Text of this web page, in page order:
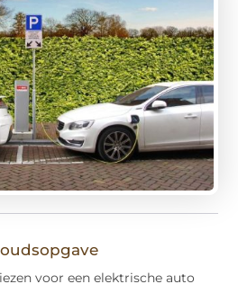
voor een elektrische auto